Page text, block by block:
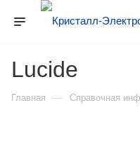
Lucide
Главная — Справочная